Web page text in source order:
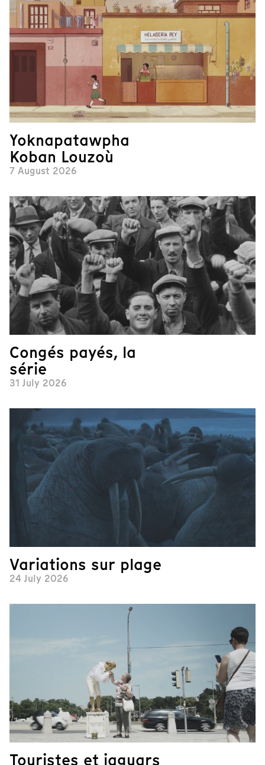
Yoknapatawpha
Koban Louzoù
7 August 2026
Congés payés, la
série
31 July 2026
Variations sur plage
24 July 2026
Touristes et jaguars